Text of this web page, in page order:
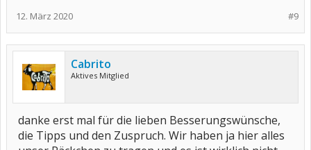
#9
12. März 2020
Cabrito
Aktives Mitglied
danke erst mal für die lieben Besserungswünsche,
die Tipps und den Zuspruch. Wir haben ja hier alles